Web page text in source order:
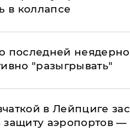
в коллапсе
последней
"разыгрывать"
в Лейпциге
защиту аэропортов —